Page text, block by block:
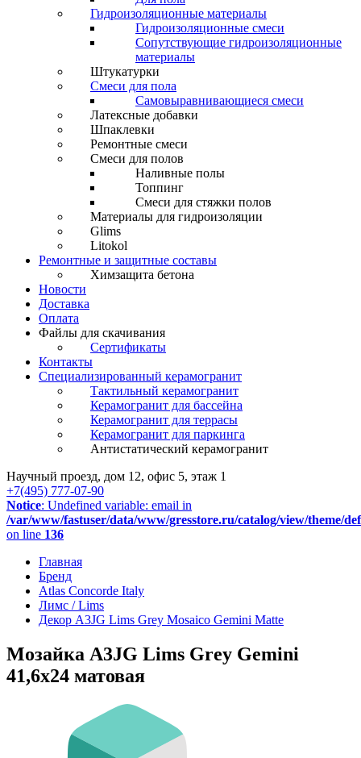
Гидроизоляционные материалы
Гидроизоляционные смеси
Сопутствующие гидроизоляционные
материалы
Штукатурки
Смеси для пола
Самовыравнивающиеся смеси
Латексные добавки
Шпаклевки
Ремонтные смеси
Смеси для полов
Наливные полы
Топпинг
Смеси для стяжки полов
Материалы для гидроизоляции
Glims
Litokol
Ремонтные и защитные составы
Химзащита бетона
Новости
Доставка
Оплата
Файлы для скачивания
Сертификаты
Контакты
Специализированный керамогранит
Тактильный керамогранит
Керамогранит для бассейна
Керамогранит для террасы
Керамогранит для паркинга
Антистатический керамогранит
Научный проезд, дом 12, офис 5, этаж 1
+7(495) 777-07-90
Notice: Undefined variable: email in
/var/www/fastuser/data/www/gresstore.ru/catalog/view/theme/
on line 136
Главная
Бренд
Atlas Concorde Italy
Лимс / Lims
Декор A3JG Lims Grey Mosaico Gemini Matte
Мозайка A3JG Lims Grey Gemini
41,6x24 матовая